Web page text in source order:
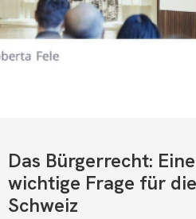
Das Bürgerrecht:
wichtige Frage für
Schweiz